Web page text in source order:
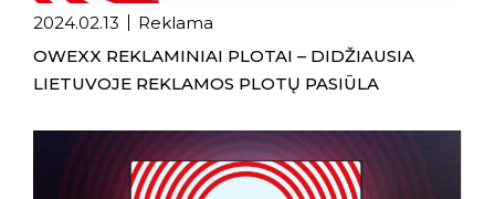
2024.02.13
Reklama
OWEXX REKLAMINIAI PLOTAI – DIDŽIAUSIA
LIETUVOJE REKLAMOS PLOTŲ PASIŪLA